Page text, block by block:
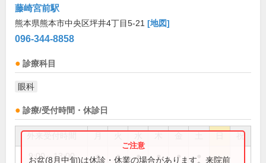
藤崎宮前駅
熊本県熊本市中央区坪井4丁目5-21 [地図]
096-344-8858
診療科目
眼科
診療/受付時間・休診日
祝
9:00～13:00 ● ● ● ● ●
お盆(8月中旬)は休診・休業の場合があります。来院前